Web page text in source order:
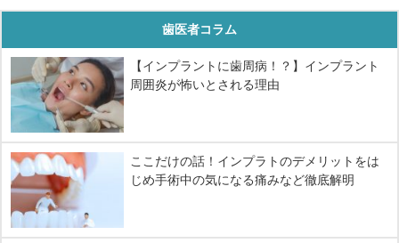
歯医者コラム
【インプラントに歯周病！？】インプラント
周囲炎が怖いとされる理由
ここだけの話！インプラトのデメリットをは
じめ手術中の気になる痛みなど徹底解明